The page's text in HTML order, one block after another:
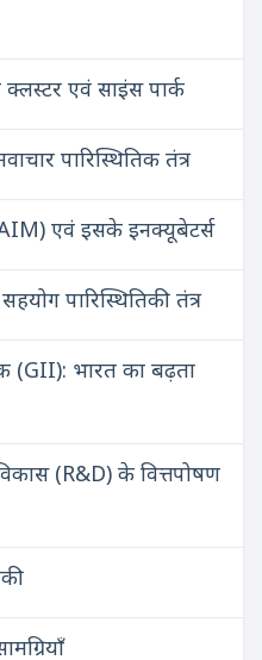
एवं साइंस पार्क
पारिस्थितिक तंत्र
एवं इसके इनक्यूबेटर्स
पारिस्थितिकी तंत्र
(GII): भारत का बढ़ता
(R&D) के वित्तपोषण